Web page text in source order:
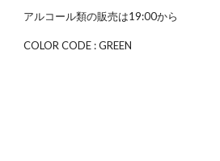
アルコール類の販売は19:00から
COLOR CODE : GREEN